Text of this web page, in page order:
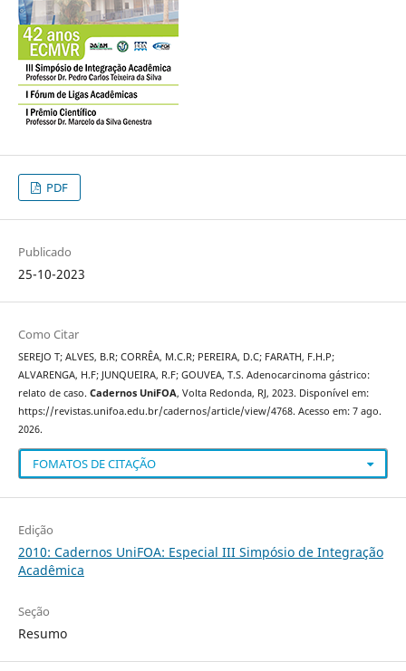
PDF
Publicado
25-10-2023
Como Citar
SEREJO T; ALVES, B.R; CORRÊA, M.C.R; PEREIRA, D.C; FARATH, F.H.P;
ALVARENGA, H.F; JUNQUEIRA, R.F; GOUVEA, T.S. Adenocarcinoma gástrico:
relato de caso. Cadernos UniFOA, Volta Redonda, RJ, 2023. Disponível em:
https://revistas.unifoa.edu.br/cadernos/article/view/4768. Acesso em: 7 ago.
2026.
FOMATOS DE CITAÇÃO
Edição
2010: Cadernos UniFOA: Especial III Simpósio de Integração
Acadêmica
Seção
Resumo